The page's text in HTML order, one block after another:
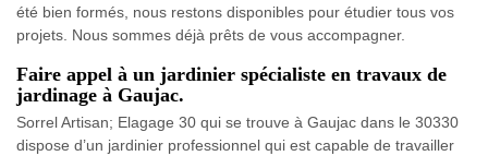
été bien formés, nous restons disponibles pour étudier tous vos
projets. Nous sommes déjà prêts de vous accompagner.
Faire appel à un jardinier spécialiste en travaux de
jardinage à Gaujac.
Sorrel Artisan; Elagage 30 qui se trouve à Gaujac dans le 30330
dispose d’un jardinier professionnel qui est capable de travailler